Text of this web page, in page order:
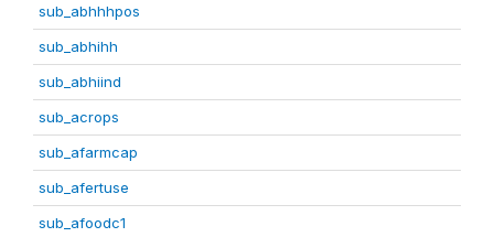
sub_abhhhpos
sub_abhihh
sub_abhiind
sub_acrops
sub_afarmcap
sub_afertuse
sub_afoodc1